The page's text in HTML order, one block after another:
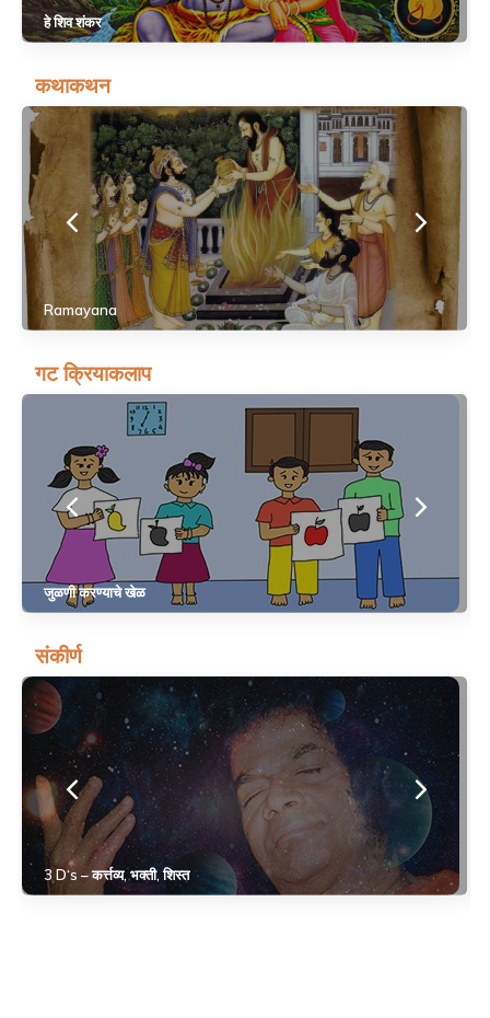
हे शिव शंकर
कथाकथन
Ramayana
गट क्रियाकलाप
जुळणी करण्याचे खेळ
संकीर्ण
3 D‘s – कर्त्तव्य, भक्ती, शिस्त